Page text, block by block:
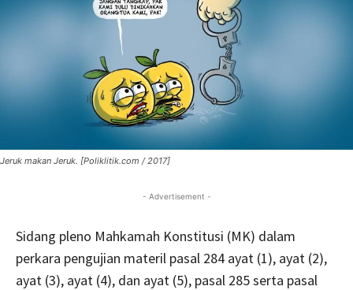
Jeruk makan Jeruk. [Poliklitik.com / 2017]
- Advertisement -
Sidang pleno Mahkamah Konstitusi (MK) dalam
perkara pengujian materil pasal 284 ayat (1), ayat (2),
ayat (3), ayat (4), dan ayat (5), pasal 285 serta pasal